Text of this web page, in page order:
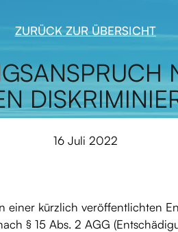
ZURÜCK ZUR ÜBERSICHT
16 Juli 2022
einer kürzlich veröffentlichten
§ 15 Abs. 2 AGG